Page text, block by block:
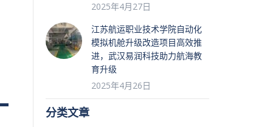
2025年4月27日
江苏航运职业技术学院自动化
模拟机舱升级改造项目高效推
进，武汉易润科技助力航海教
育升级
2025年4月26日
分类文章